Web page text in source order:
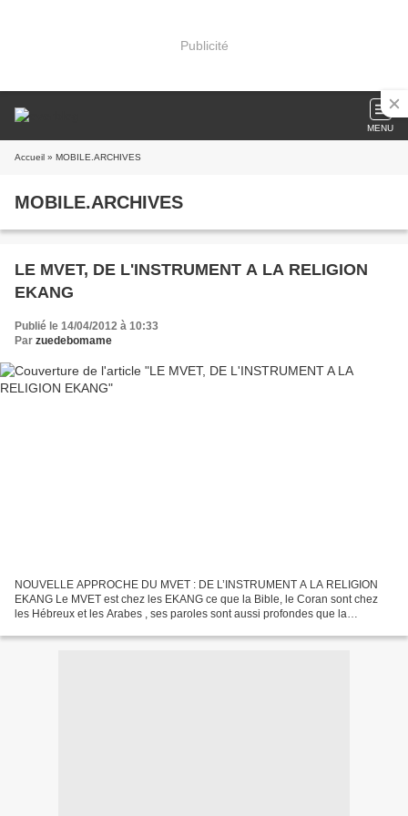
Publicité
MENU
Accueil » MOBILE.ARCHIVES
MOBILE.ARCHIVES
LE MVET, DE L'INSTRUMENT A LA RELIGION
EKANG
Publié le 14/04/2012 à 10:33
Par zuedebomame
NOUVELLE APPROCHE DU MVET : DE L’INSTRUMENT A LA RELIGION
EKANG Le MVET est chez les EKANG ce que la Bible, le Coran sont chez
les Hébreux et les Arabes , ses paroles sont aussi profondes que la